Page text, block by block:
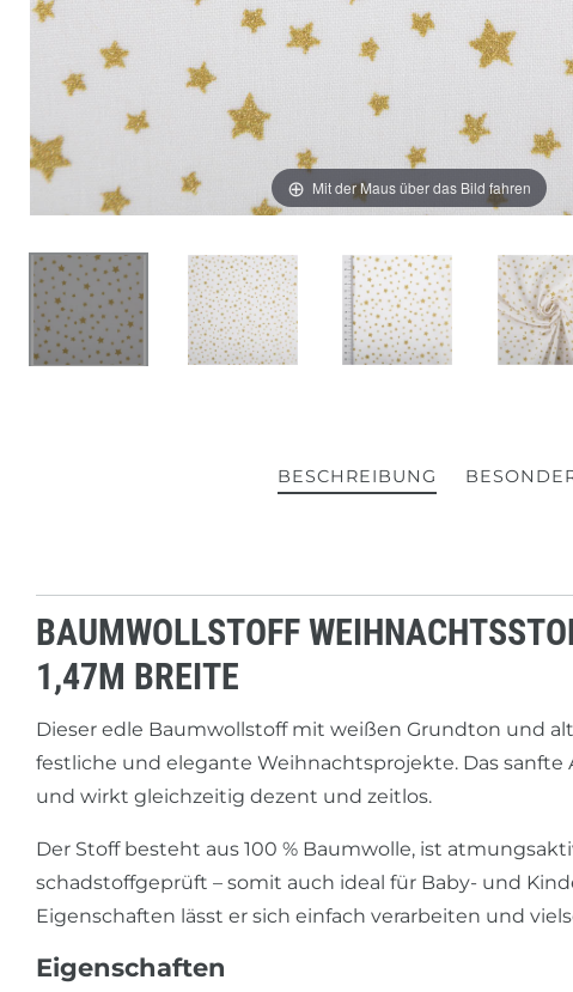
Mit der Maus über das Bild fahren
BESCHREIBUNG
BAUMWOLLSTOFF
,47M BREITE
Dieser edle Baumwollstoff mit weißen Grundton und
festliche und elegante Weihnachtsprojekte. Das
und wirkt gleichzeitig dezent und zeitlos.
Der Stoff besteht aus 100 % Baumwolle, ist
schadstoffgeprüft – somit auch ideal für Baby- und
Eigenschaften lässt er sich einfach verarbeiten und
Eigenschaften